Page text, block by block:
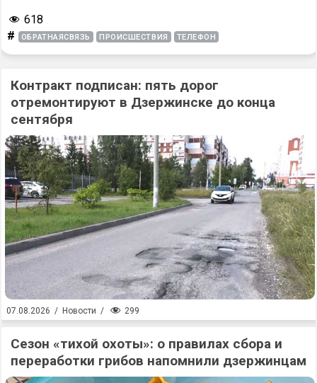
618
# ОБРАТНАЯСВЯЗЬ ПРОИСШЕСТВИЯ ТЕЛЕФОН
Контракт подписан: пять дорог
отремонтируют в Дзержинске до конца
сентября
07.08.2026 / Новости / 299
Сезон «тихой охоты»: о правилах сбора и
переработки грибов напомнили дзержинцам